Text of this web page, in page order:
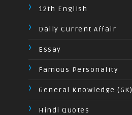
12th English
Daily Current Affair
Essay
Famous Personality
General Knowledge (GK)
Hindi Quotes